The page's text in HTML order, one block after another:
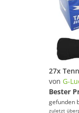
von G-
Bester
gefunden
zuletzt